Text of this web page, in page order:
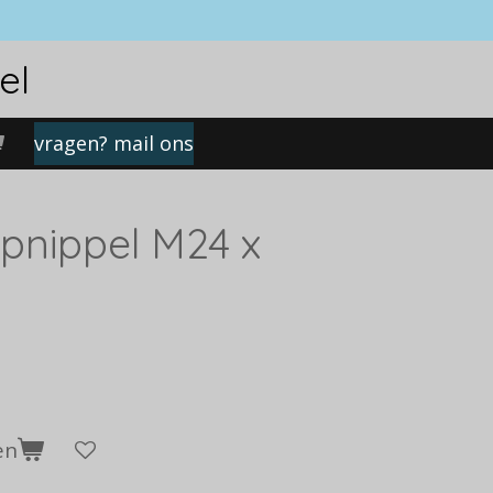
vragen? mail ons
M24 x